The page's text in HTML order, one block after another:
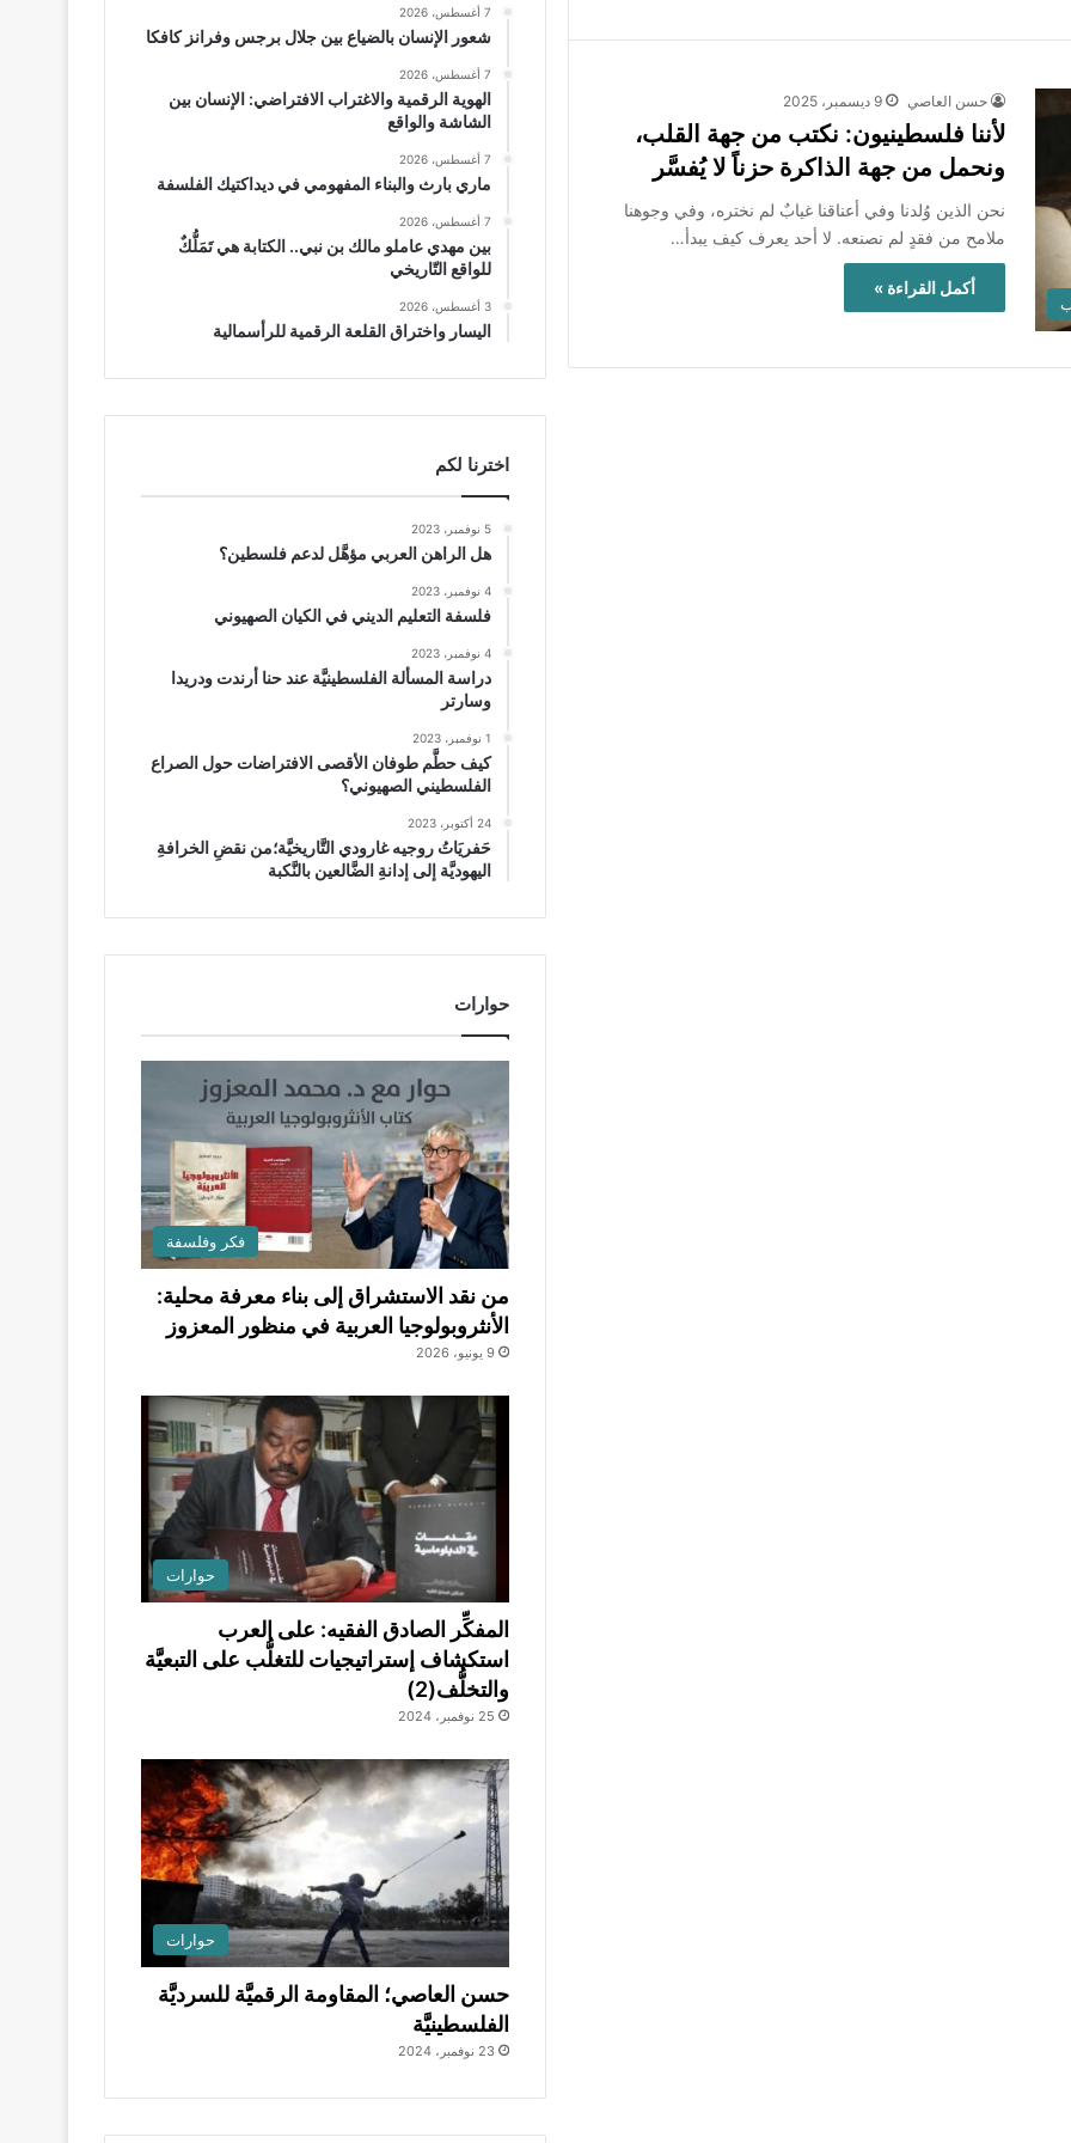
حسن العاصي 9 ديسمبر، 2025
لأننا فلسطينيون: نكتب من جهة القلب،
ونحمل من جهة الذاكرة حزناً لا يُفسَّر
نحن الذين وُلدنا وفي أعناقنا غيابٌ لم نختره، وفي وجوهنا
ملامح من فقدٍ لم نصنعه. لا أحد يعرف كيف يبدأ…
أكمل القراءة »
7 أغسطس، 2026
شعور الإنسان بالضياع بين جلال برجس وفرانز كافكا
7 أغسطس، 2026
الهوية الرقمية والاغتراب الافتراضي: الإنسان بين
الشاشة والواقع
7 أغسطس، 2026
ماري بارث والبناء المفهومي في ديداكتيك الفلسفة
7 أغسطس، 2026
بين مهدي عاملو مالك بن نبي.. الكتابة هي تَمَلُّكٌ
للواقع التّاريخي
3 أغسطس، 2026
اليسار واختراق القلعة الرقمية للرأسمالية
اخترنا لكم
5 نوفمبر، 2023
هل الراهن العربي مؤهَّل لدعم فلسطين؟
4 نوفمبر، 2023
فلسفة التعليم الديني في الكيان الصهيوني
4 نوفمبر، 2023
دراسة المسألة الفلسطينيَّة عند حنا أرندت ودريدا
وسارتر
1 نوفمبر، 2023
كيف حطَّم طوفان الأقصى الافتراضات حول الصراع
الفلسطيني الصهيوني؟
24 أكتوبر، 2023
حَفريَاتُ روجيه غارودي التَّاريخيَّة؛من نقضِ الخرافةِ
اليهوديَّة إلى إدانةِ الضَّالعين بالنَّكبة
حوارات
فكر وفلسفة
من نقد الاستشراق إلى بناء معرفة محلية:
الأنثروبولوجيا العربية في منظور المعزوز
9 يونيو، 2026
حوارات
المفكِّر الصادق الفقيه: على العرب
استكشاف إستراتيجيات للتغلُّب على التبعيَّة
والتخلُّف(2)
25 نوفمبر، 2024
حوارات
حسن العاصي؛ المقاومة الرقميَّة للسرديَّة
الفلسطينيَّة
23 نوفمبر، 2024